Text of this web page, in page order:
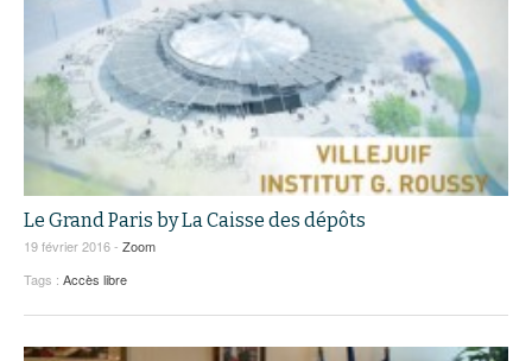
Le Grand Paris by La Caisse des dépôts
19 février 2016 - Zoom
Tags : Accès libre